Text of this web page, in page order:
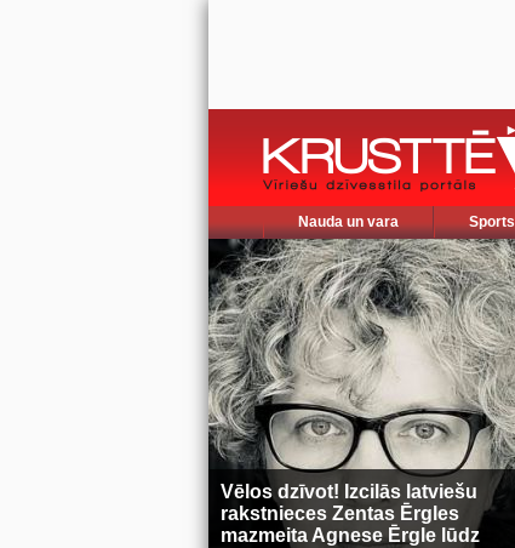
Nauda un vara Sports
Vēlos dzīvot! Izcilās latviešu
rakstnieces Zentas Ērgles
mazmeita Agnese Ērgle lūdz